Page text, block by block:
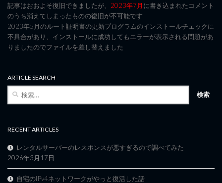
記事はおおよそ復旧できましたが、 2023年7月に書き込まれたコメント
のうち消えてしまったものの復旧が不可能です
2023年5月のルート証明書の更新プログラムのインストールチェックに
不具合があり、インストールに成功してもエラーが表示される問題があ
りましたのでファイルを差し替えました
ARTICLE SEARCH
RECENT ARTICLES
レンタルサーバーのレスポンスが悪すぎるので調べてみた
2026年3月17日
自宅のIPv4ネットワークがやっと復活した話